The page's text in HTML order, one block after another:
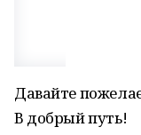
Давайте
В добрый путь!